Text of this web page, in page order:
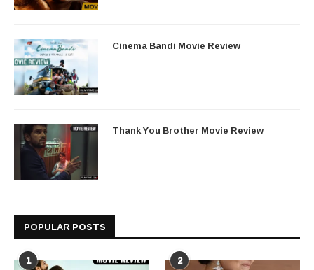
Cinema Bandi Movie Review
Thank You Brother Movie Review
POPULAR POSTS
1 2